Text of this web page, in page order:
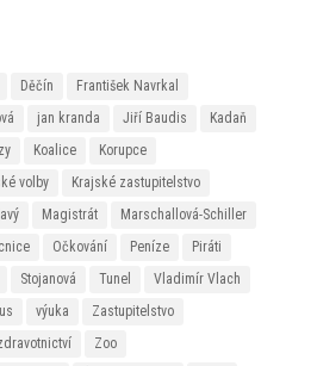
Děčín
František Navrkal
jan kranda Jiří Baudis
Kadaň
Koalice
Korupce
volby
Krajské zastupitelstvo
Magistrát
Marschallová-Schiller
Očkování Peníze
Piráti
Stojanová Tunel
Vladimír Vlach
výuka
Zastupitelstvo
Zoo